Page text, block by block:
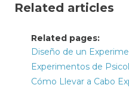
Related articles
Related pages:
Diseño de un
Experimentos de
Cómo Llevar a Cabo